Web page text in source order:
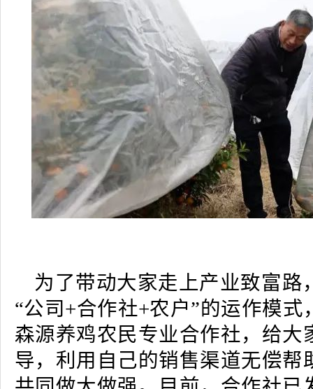
为了带动大家走上产业致富路
“公司+合作社+农户”的运作模式
森源养鸡农民专业合作社，给大
导，利用自己的销售渠道无偿帮